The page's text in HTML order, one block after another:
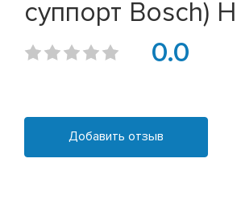
суппорт Bosch)
0.0
Добавить отзыв